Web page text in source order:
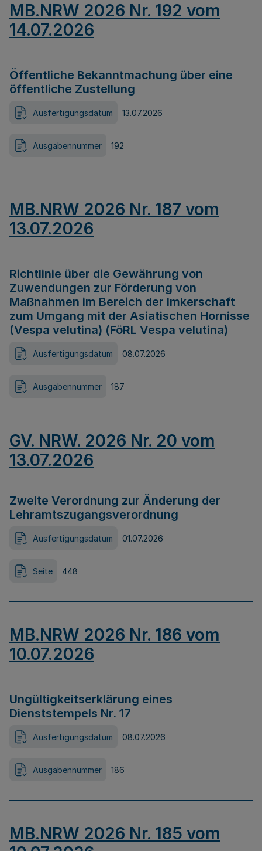
MB.NRW 2026 Nr. 192 vom
14.07.2026
Öffentliche Bekanntmachung über eine
öffentliche Zustellung
Ausfertigungsdatum 13.07.2026
Ausgabennummer 192
MB.NRW 2026 Nr. 187 vom
13.07.2026
Richtlinie über die Gewährung von
Zuwendungen zur Förderung von
Maßnahmen im Bereich der Imkerschaft
zum Umgang mit der Asiatischen Hornisse
(Vespa velutina) (FöRL Vespa velutina)
Ausfertigungsdatum 08.07.2026
Ausgabennummer 187
GV. NRW. 2026 Nr. 20 vom
13.07.2026
Zweite Verordnung zur Änderung der
Lehramtszugangsverordnung
Ausfertigungsdatum 01.07.2026
Seite 448
MB.NRW 2026 Nr. 186 vom
10.07.2026
Ungültigkeitserklärung eines
Dienststempels Nr. 17
Ausfertigungsdatum 08.07.2026
Ausgabennummer 186
MB.NRW 2026 Nr. 185 vom